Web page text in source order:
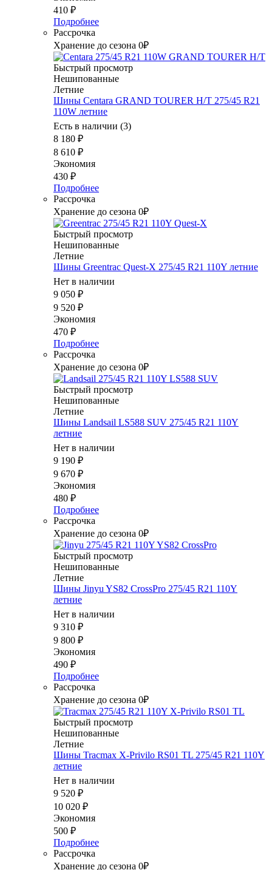
410 ₽
Подробнее
Рассрочка
Хранение до сезона 0₽
Быстрый просмотр
Нешипованные
Летние
Шины Centara GRAND TOURER H/T 275/45 R21
110W летние
Есть в наличии (3)
8 180 ₽
8 610 ₽
Экономия
430 ₽
Подробнее
Рассрочка
Хранение до сезона 0₽
Быстрый просмотр
Нешипованные
Летние
Шины Greentrac Quest-X 275/45 R21 110Y летние
Нет в наличии
9 050 ₽
9 520 ₽
Экономия
470 ₽
Подробнее
Рассрочка
Хранение до сезона 0₽
Быстрый просмотр
Нешипованные
Летние
Шины Landsail LS588 SUV 275/45 R21 110Y
летние
Нет в наличии
9 190 ₽
9 670 ₽
Экономия
480 ₽
Подробнее
Рассрочка
Хранение до сезона 0₽
Быстрый просмотр
Нешипованные
Летние
Шины Jinyu YS82 CrossPro 275/45 R21 110Y
летние
Нет в наличии
9 310 ₽
9 800 ₽
Экономия
490 ₽
Подробнее
Рассрочка
Хранение до сезона 0₽
Быстрый просмотр
Нешипованные
Летние
Шины Tracmax X-Privilo RS01 TL 275/45 R21 110Y
летние
Нет в наличии
9 520 ₽
10 020 ₽
Экономия
500 ₽
Подробнее
Рассрочка
Хранение до сезона 0₽